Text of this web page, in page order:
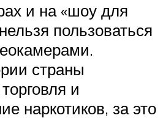
и на «шоу для
пользоваться
страны
и
наркотиков, за это